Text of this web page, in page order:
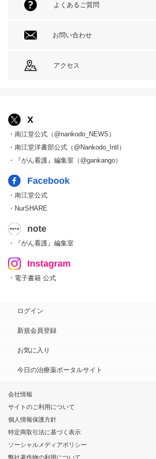
よくあるご質問
お問い合わせ
アクセス
X
・南江堂公式（@nankodo_NEWS）
・南江堂洋書部公式（@Nankodo_Intl）
・『がん看護』編集室（@gankango）
Facebook
・南江堂公式
・NurSHARE
note
・『がん看護』編集室
Instagram
・電子書籍 公式
ログイン
新規会員登録
お気に入り
今日の治療薬ポータルサイト
会社情報
サイトのご利用について
個人情報保護方針
特定商取引法に基づく表示
ソーシャルメディアポリシー
弊社著作物の利用について